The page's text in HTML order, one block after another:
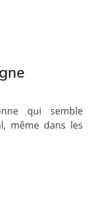
qui semble
même dans les